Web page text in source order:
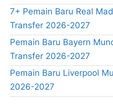
7+ Pemain Baru Real
Transfer 2026-2027
Pemain Baru Bayern
Transfer 2026-2027
Pemain Baru Liverpool
2026-2027